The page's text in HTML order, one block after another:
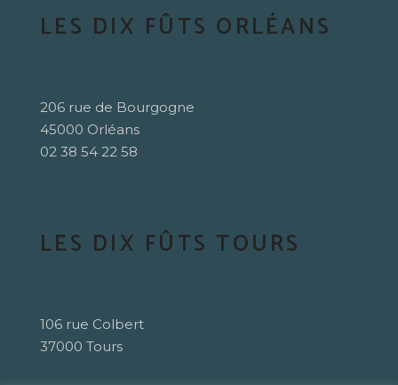
LES DIX FÛTS ORLÉANS
206 rue de Bourgogne
45000 Orléans
02 38 54 22 58
LES DIX FÛTS TOURS
106 rue Colbert
37000 Tours